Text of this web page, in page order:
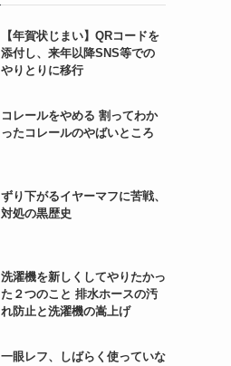
【年賀状じまい】QRコードを
添付し、来年以降SNS等での
やりとりに移行
コレールをやめる 割ってわか
ったコレールのやばいところ
ずり下がるイヤーマフに苦戦、
対処の黒歴史
洗濯機を新しくしてやりたかっ
た２つのこと 排水ホースの汚
れ防止と洗濯機の嵩上げ
一眼レフ、しばらく使っていな